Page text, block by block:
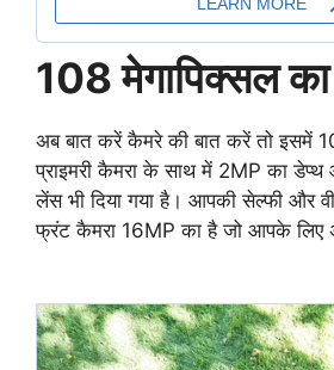
108 मेगापिक्सल
अब बात करें कैमरे की बात करें तो इसमें
प्राइमरी कैमरा के साथ में 2MP का
लेंस भी दिया गया है। आपकी सेल्फी और
फ्रंट कैमरा 16MP का है जो आपके लिए